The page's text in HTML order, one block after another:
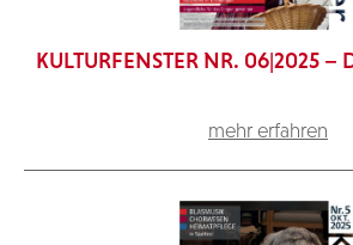
KULTURFENSTER NR. 06|2025 –
mehr erfahren